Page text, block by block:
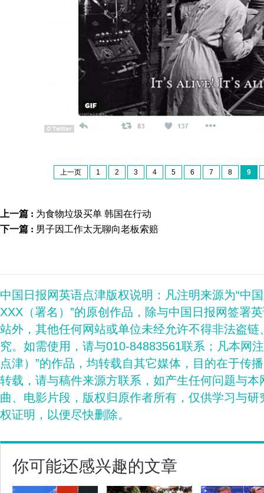
上一页 1 2 3 4 5 6 7 8 9
上一篇 : 为食物垃圾买单 韩国在行动
下一篇 : 男子因工作太无聊向老板索赔
中国日报网英语点津版权说明：凡注明来源为“中
XXX（署名）”的原创作品，除与中国日报网签署
站外，其他任何网站或单位未经允许不得非法盗
究。如需使用，请与010-84883561联系；凡本网
点津）”的作品，均转载自其它媒体，目的在于传
转载，请与稿件来源方联系，如产生任何问题与
曲、电影片段，版权归原作者所有，仅供学习与
权证明，以便尽快删除。
你可能还感兴趣的文章